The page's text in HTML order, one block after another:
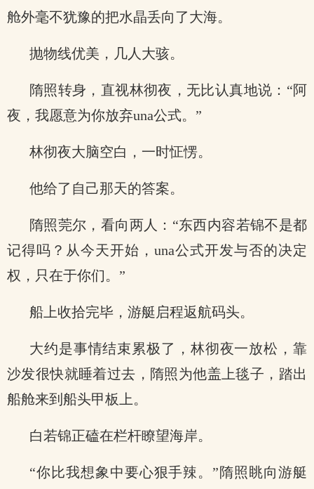
舱外毫不犹豫的把水晶丢向了大海。
抛物线优美，几人大骇。
隋照转身，直视林彻夜，无比认真地说：“阿
夜，我愿意为你放弃una公式。”
林彻夜大脑空白，一时怔愣。
他给了自己那天的答案。
隋照莞尔，看向两人：“东西内容若锦不是都
记得吗？从今天开始，una公式开发与否的决定
权，只在于你们。”
船上收拾完毕，游艇启程返航码头。
大约是事情结束累极了，林彻夜一放松，靠
沙发很快就睡着过去，隋照为他盖上毯子，踏出
船舱来到船头甲板上。
白若锦正磕在栏杆瞭望海岸。
“你比我想象中要心狠手辣。”隋照眺向游艇